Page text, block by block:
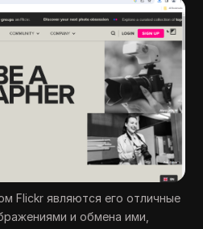
Flickr являются его отличные
и обмена ими,